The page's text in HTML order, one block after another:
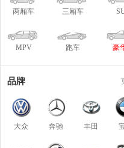
两厢车 三厢车
MPV 跑车 豪
品牌
大众 奔驰 丰田